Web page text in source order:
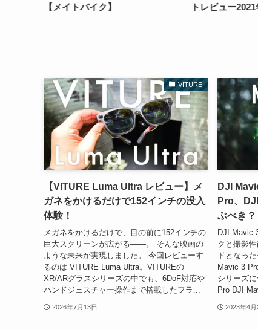
【メイトバイク】
トレビュー2021
VITURE
【VITURE Luma Ultra レビュー】メ
ガネをかけるだけで152インチの没入
体験！
メガネをかけるだけで、目の前に152インチの
巨大スクリーンが広がる——。 そんな映画の
ような未来が実現しました。 今回レビューす
るのは VITURE Luma Ultra。VITUREの
XR/ARグラスシリーズの中でも、6DoF対応や
ハンドジェスチャー操作まで搭載したフラ...
2026年7月13日
DJI
Pro、
ぶべき？
DJI Mavic
クと撮影
ドとなっ
Mavic 3
シリーズ
Pro DJI
2023年4月